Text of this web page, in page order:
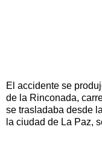
El accidente se
de la Rinconada,
se trasladaba desde
la ciudad de La Paz,